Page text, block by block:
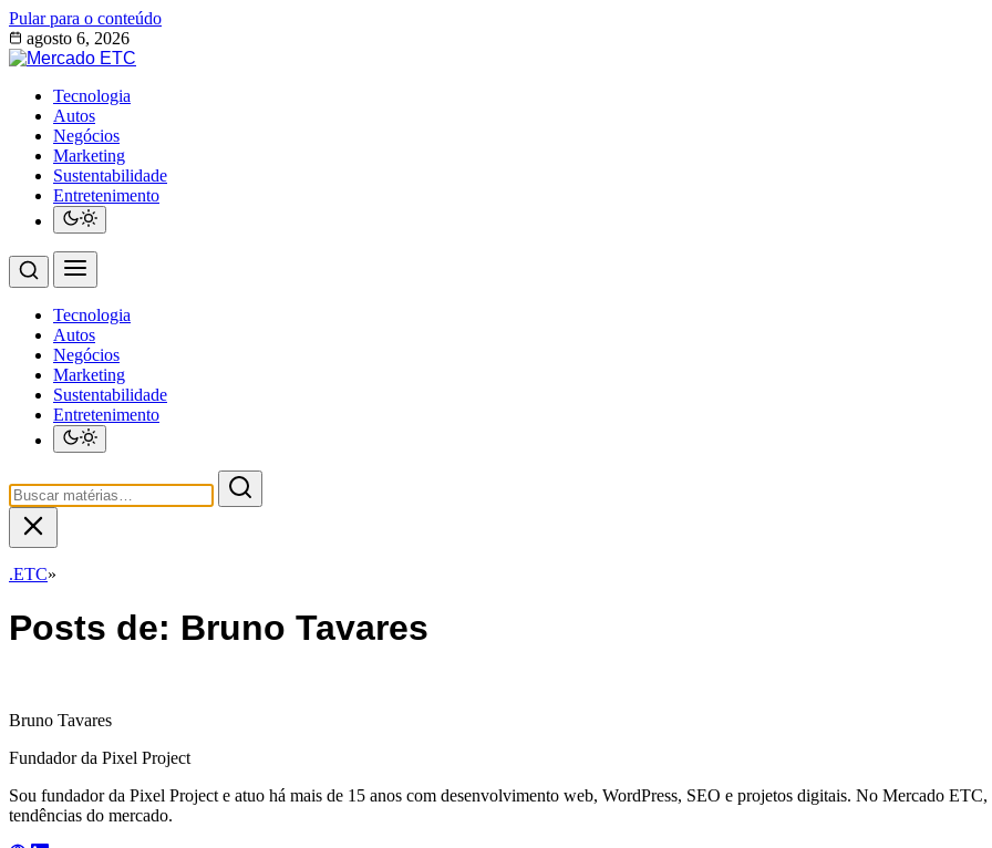
Pular para o conteúdo
agosto 6, 2026
Tecnologia
Autos
Negócios
Marketing
Sustentabilidade
Entretenimento
Tecnologia
Autos
Negócios
Marketing
Sustentabilidade
Entretenimento
.ETC»
Posts de: Bruno Tavares
Bruno Tavares
Fundador da Pixel Project
Sou fundador da Pixel Project e atuo há mais de 15 anos com desenvolvimento web, WordPress, SEO e projetos digitais. No Mercado
tendências do mercado.